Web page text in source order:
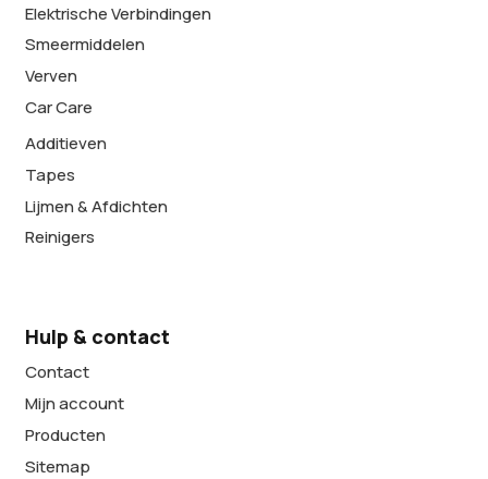
Elektrische Verbindingen
Smeermiddelen
Verven
Car Care
Additieven
Tapes
Lijmen & Afdichten
Reinigers
Hulp & contact
Contact
Mijn account
Producten
Sitemap